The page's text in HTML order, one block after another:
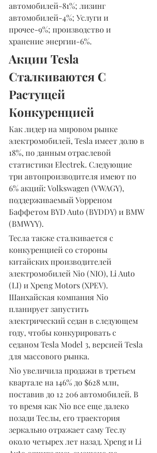
автомобилей-81%; лизинг
автомобилей-4%; Услуги и
прочее-9%; производство и
хранение энергии-6%.
Акции Tesla
Сталкиваются С
Растущей
Конкуренцией
Как лидер на мировом рынке
электромобилей, Tesla имеет долю в
18%, по данным отраслевой
статистики Electrek. Следующие
три автопроизводителя имеют по
6% акций: Volkswagen (VWAGY),
поддерживаемый Уорреном
Баффетом BYD Auto (BYDDY) и BMW
(BMWYY).
Тесла также сталкивается с
конкуренцией со стороны
китайских производителей
электромобилей Nio (NIO), Li Auto
(LI) и Xpeng Motors (XPEV).
Шанхайская компания Nio
планирует запустить
электрический седан в следующем
году, чтобы конкурировать с
седаном Tesla Model 3, версией Tesla
для массового рынка.
Nio увеличила продажи в третьем
квартале на 146% до $628 млн,
поставив до 12 206 автомобилей. В
то время как Nio все еще далеко
позади Теслы, его траектория
зеркально отражает саму Теслу
около четырех лет назад. Xpeng и Li